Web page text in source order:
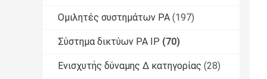
Ομιλητές συστημάτων PA (197)
Σύστημα δικτύων PA IP (70)
Ενισχυτής δύναμης Δ κατηγορίας (28)